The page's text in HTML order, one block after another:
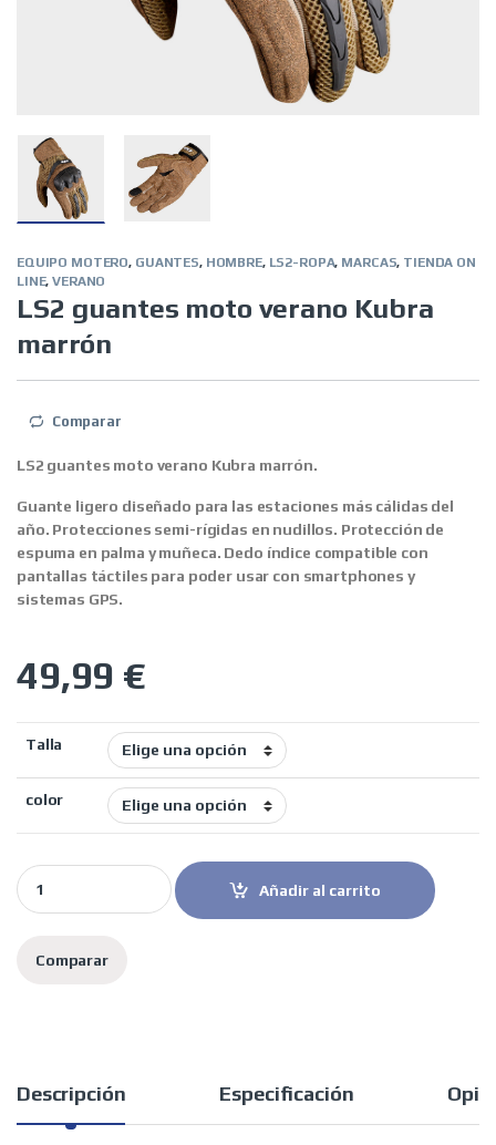
EQUIPO MOTERO, GUANTES, HOMBRE, LS2-ROPA, MARCAS, TIENDA ON
LINE,VERANO
LS2 guantes moto verano Kubra
marrón
Comparar
LS2 guantes moto verano Kubra marrón.
Guante ligero diseñado para las estaciones más cálidas del
año. Protecciones semi-rígidas en nudillos. Protección de
espuma en palma y muñeca. Dedo índice compatible con
pantallas táctiles para poder usar con smartphones y
sistemas GPS.
49,99 €
Talla
color
LS2 guantes moto verano Kubra marrón quantity
Añadir al carrito
Comparar
Descripción Especificación